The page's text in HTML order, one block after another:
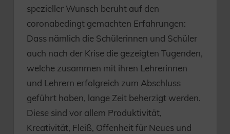
spezieller Wunsch beruht auf den
coronabedingt gemachten Erfahrungen:
Dass nämlich die Schülerinnen und Schüler
auch nach der Krise die gezeigten Tugenden,
welche zusammen mit ihren Lehrerinnen
und Lehrern erfolgreich zum Abschluss
geführt haben, lange Zeit beherzigt werden.
Diese sind vor allem Produktivität,
Kreativität, Fleiß, Offenheit für Neues und